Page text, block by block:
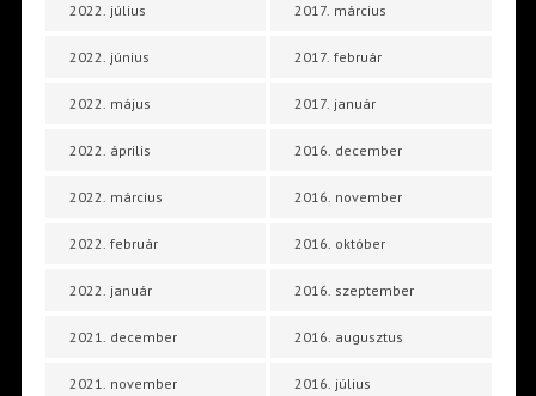
2022. július
2022. június
2022. május
2022. április
2022. március
2022. február
2022. január
2021. december
2021. november
2017. március
2017. február
2017. január
2016. december
2016. november
2016. október
2016. szeptember
2016. augusztus
2016. július